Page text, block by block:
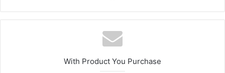
الوي
ب
With Product You Purchase